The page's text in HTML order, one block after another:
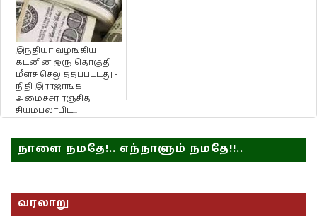
இந்தியா வழங்கிய
கடனின் ஒரு தொகுதி
மீளச் செலுத்தப்பட்டது -
நிதி இராஜாங்க
அமைச்சர் ரஞ்சித்
சியம்பலாபிட...
நாளை நமதே!.. எந்நாளும் நமதே!!..
வரலாறு